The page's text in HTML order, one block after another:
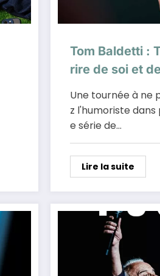
Tom Baldetti :
rire de soi et
Une tournée à ne
z l'humoriste dans
e série de…
Lire la suite